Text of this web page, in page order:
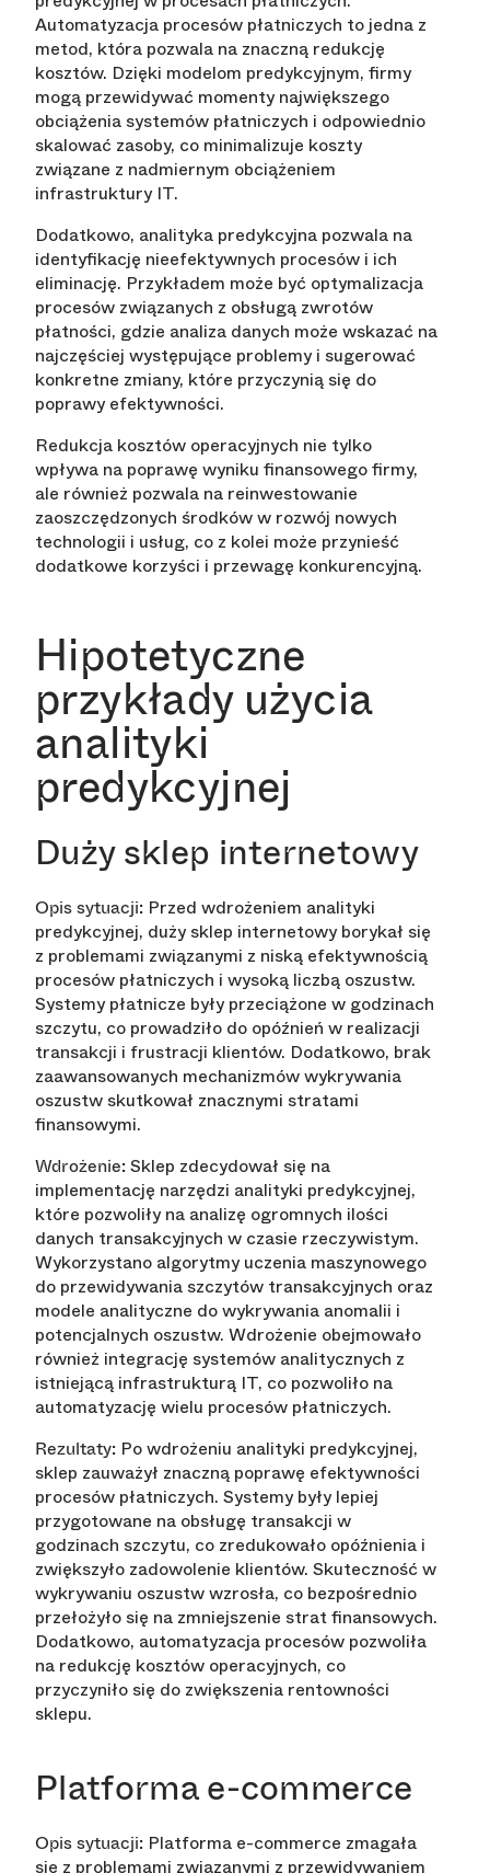
Automatyzacja procesów płatniczych to jedna z
metod, która pozwala na znaczną redukcję
kosztów. Dzięki modelom predykcyjnym, firmy
mogą przewidywać momenty największego
obciążenia systemów płatniczych i odpowiednio
skalować zasoby, co minimalizuje koszty
związane z nadmiernym obciążeniem
infrastruktury IT.
Dodatkowo, analityka predykcyjna pozwala na
identyfikację nieefektywnych procesów i ich
eliminację. Przykładem może być optymalizacja
procesów związanych z obsługą zwrotów
płatności, gdzie analiza danych może wskazać na
najczęściej występujące problemy i sugerować
konkretne zmiany, które przyczynią się do
poprawy efektywności.
Redukcja kosztów operacyjnych nie tylko
wpływa na poprawę wyniku finansowego firmy,
ale również pozwala na reinwestowanie
zaoszczędzonych środków w rozwój nowych
technologii i usług, co z kolei może przynieść
dodatkowe korzyści i przewagę konkurencyjną.
Hipotetyczne
przykłady użycia
analityki
predykcyjnej
Duży sklep internetowy
Opis sytuacji: Przed wdrożeniem analityki
predykcyjnej, duży sklep internetowy borykał się
z problemami związanymi z niską efektywnością
procesów płatniczych i wysoką liczbą oszustw.
Systemy płatnicze były przeciążone w godzinach
szczytu, co prowadziło do opóźnień w realizacji
transakcji i frustracji klientów. Dodatkowo, brak
zaawansowanych mechanizmów wykrywania
oszustw skutkował znacznymi stratami
finansowymi.
Wdrożenie: Sklep zdecydował się na
implementację narzędzi analityki predykcyjnej,
które pozwoliły na analizę ogromnych ilości
danych transakcyjnych w czasie rzeczywistym.
Wykorzystano algorytmy uczenia maszynowego
do przewidywania szczytów transakcyjnych oraz
modele analityczne do wykrywania anomalii i
potencjalnych oszustw. Wdrożenie obejmowało
również integrację systemów analitycznych z
istniejącą infrastrukturą IT, co pozwoliło na
automatyzację wielu procesów płatniczych.
Rezultaty: Po wdrożeniu analityki predykcyjnej,
sklep zauważył znaczną poprawę efektywności
procesów płatniczych. Systemy były lepiej
przygotowane na obsługę transakcji w
godzinach szczytu, co zredukowało opóźnienia i
zwiększyło zadowolenie klientów. Skuteczność w
wykrywaniu oszustw wzrosła, co bezpośrednio
przełożyło się na zmniejszenie strat finansowych.
Dodatkowo, automatyzacja procesów pozwoliła
na redukcję kosztów operacyjnych, co
przyczyniło się do zwiększenia rentowności
sklepu.
Platforma e-commerce
Opis sytuacji: Platforma e-commerce zmagała
się z problemami związanymi z przewidywaniem